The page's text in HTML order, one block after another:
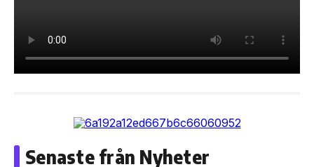
Senaste från Nyheter